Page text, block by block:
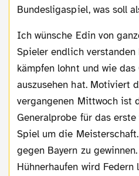
Bundesligaspiel, was soll
Ich wünsche Edin von ganzem Herzen, dass die
Spieler endlich verstanden
kämpfen lohnt und wie
auszusehen hat. Motiviert
vergangenen Mittwoch ist
Generalprobe für das
Spiel um die
gegen Bayern zu
Hühnerhaufen wird Federn